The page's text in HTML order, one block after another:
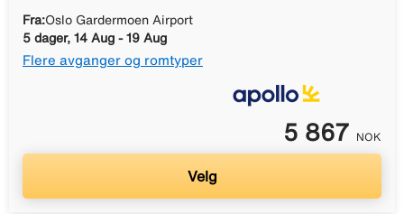
Fra:Oslo Gardermoen Airport
5 dager, 14 Aug - 19 Aug
Flere avganger og romtyper
5 867 NOK
Velg